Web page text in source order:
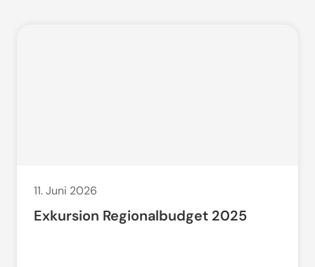
11. Juni 2026
Exkursion Regionalbudget 2025